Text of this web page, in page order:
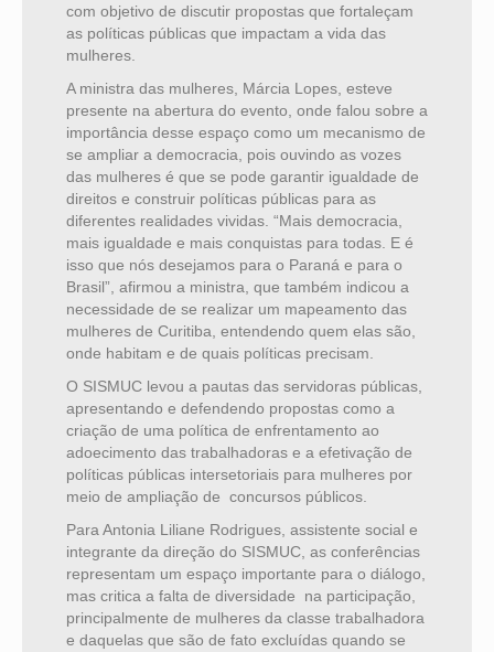
com objetivo de discutir propostas que fortaleçam
as políticas públicas que impactam a vida das
mulheres.
A ministra das mulheres, Márcia Lopes, esteve
presente na abertura do evento, onde falou sobre a
importância desse espaço como um mecanismo de
se ampliar a democracia, pois ouvindo as vozes
das mulheres é que se pode garantir igualdade de
direitos e construir políticas públicas para as
diferentes realidades vividas. “Mais democracia,
mais igualdade e mais conquistas para todas. E é
isso que nós desejamos para o Paraná e para o
Brasil”, afirmou a ministra, que também indicou a
necessidade de se realizar um mapeamento das
mulheres de Curitiba, entendendo quem elas são,
onde habitam e de quais políticas precisam.
O SISMUC levou a pautas das servidoras públicas,
apresentando e defendendo propostas como a
criação de uma política de enfrentamento ao
adoecimento das trabalhadoras e a efetivação de
políticas públicas intersetoriais para mulheres por
meio de ampliação de concursos públicos.
Para Antonia Liliane Rodrigues, assistente social e
integrante da direção do SISMUC, as conferências
representam um espaço importante para o diálogo,
mas critica a falta de diversidade na participação,
principalmente de mulheres da classe trabalhadora
e daquelas que são de fato excluídas quando se